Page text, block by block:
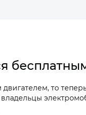
то
владельцы